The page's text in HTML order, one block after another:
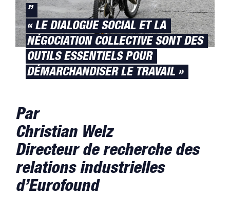
”
« LE DIALOGUE SOCIAL ET LA
NÉGOCIATION COLLECTIVE SONT DES
OUTILS ESSENTIELS POUR
DÉMARCHANDISER LE TRAVAIL »
Par
Christian Welz
Directeur de recherche des
relations industrielles
d’Eurofound